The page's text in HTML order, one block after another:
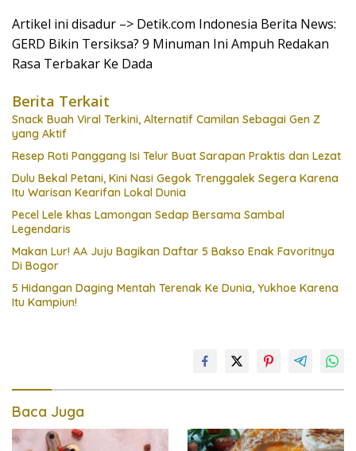
Artikel ini disadur –> Detik.com Indonesia Berita News:
GERD Bikin Tersiksa? 9 Minuman Ini Ampuh Redakan
Rasa Terbakar Ke Dada
Berita Terkait
Snack Buah Viral Terkini, Alternatif Camilan Sebagai Gen Z
yang Aktif
Resep Roti Panggang Isi Telur Buat Sarapan Praktis dan Lezat
Dulu Bekal Petani, Kini Nasi Gegok Trenggalek Segera Karena
Itu Warisan Kearifan Lokal Dunia
Pecel Lele khas Lamongan Sedap Bersama Sambal
Legendaris
Makan Lur! AA Juju Bagikan Daftar 5 Bakso Enak Favoritnya
Di Bogor
5 Hidangan Daging Mentah Terenak Ke Dunia, Yukhoe Karena
Itu Kampiun!
Baca Juga